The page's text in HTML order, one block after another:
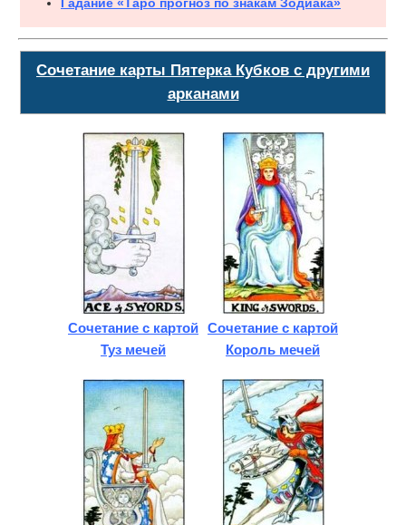
Сочетание карты Пятерка Кубков с другими
арканами
Сочетание с картой
Туз мечей
Сочетание с картой
Король мечей